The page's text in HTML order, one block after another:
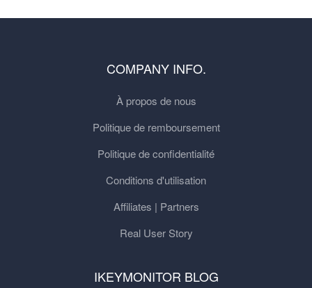
COMPANY INFO.
À propos de nous
Politique de remboursement
Politique de confidentialité
Conditions d'utilisation
Affiliates | Partners
Real User Story
IKEYMONITOR BLOG